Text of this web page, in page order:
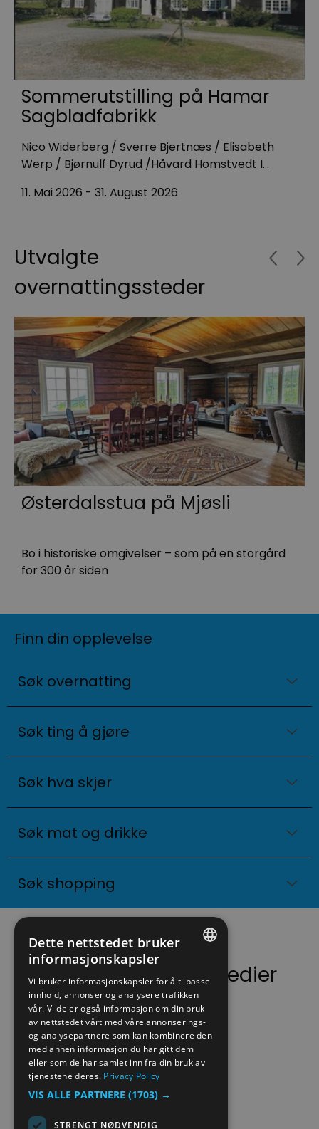
Sommerutstilling på Hamar
Sagbladfabrikk
Nico Widerberg / Sverre Bjertnæs / Elisabeth
Werp / Bjørnulf Dyrud /Håvard Homstvedt I…
11. Mai 2026 - 31. August 2026
Utvalgte
overnattingssteder
Østerdalsstua på Mjøsli
Bo i historiske omgivelser – som på en storgård
for 300 år siden
Finn din opplevelse
Søk overnatting
Søk ting å gjøre
Søk hva skjer
Søk mat og drikke
Søk shopping
Følg oss på sosiale medier
NORWEGIAN
GERMAN
Dette nettstedet bruker
informasjonskapsler
Vi bruker informasjonskapsler for å tilpasse
innhold, annonser og analysere trafikken
vår. Vi deler også informasjon om din bruk
av nettstedet vårt med våre annonserings-
og analysepartnere som kan kombinere den
med annen informasjon du har gitt dem
eller som de har samlet inn fra din bruk av
tjenestene deres. Privacy Policy
VIS ALLE PARTNERE (1703) →
STRENGT NØDVENDIG